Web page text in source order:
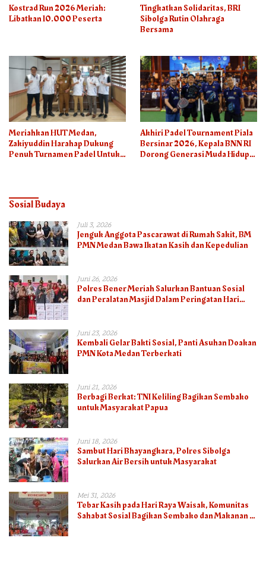
Kostrad Run 2026 Meriah:
Libatkan 10.000 Peserta
Tingkatkan Solidaritas, BRI
Sibolga Rutin Olahraga
Bersama
Meriahkan HUT Medan,
Zakiyuddin Harahap Dukung
Penuh Turnamen Padel Untuk
Akhiri Padel Tournament Piala
Bersinar 2026, Kepala BNN RI
Dorong Generasi Muda Hidup
Sosial Budaya
Juli 3, 2026
Jenguk Anggota Pascarawat di Rumah Sakit, BM
PMN Medan Bawa Ikatan Kasih dan Kepedulian
Juni 26, 2026
Polres Bener Meriah Salurkan Bantuan Sosial
dan Peralatan Masjid Dalam Peringatan Hari
Juni 23, 2026
Kembali Gelar Bakti Sosial, Panti Asuhan Doakan
PMN Kota Medan Terberkati
Juni 21, 2026
Berbagi Berkat: TNI Keliling Bagikan Sembako
untuk Masyarakat Papua
Juni 18, 2026
Sambut Hari Bhayangkara, Polres Sibolga
Salurkan Air Bersih untuk Masyarakat
Mei 31, 2026
Tebar Kasih pada Hari Raya Waisak, Komunitas
Sahabat Sosial Bagikan Sembako dan Makanan di